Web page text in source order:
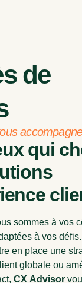
de
qui
sommes à vos
à vos
en place une
globale ou
CX Advisor